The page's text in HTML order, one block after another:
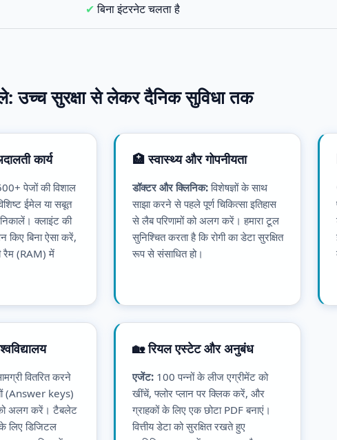
✔बिना इंटरनेट चलता है
उच्च सुरक्षा से लेकर दैनिक सुविधा तक
कार्य
पेजों की विशाल
ईमेल या सबूत
क्लाइंट की
किए बिना ऐसा करें,
रैम (RAM) में
🏥 स्वास्थ्य और गोपनीयता
डॉक्टर और क्लिनिक:विशेषज्ञों के साथ
साझा करने से पहले पूर्ण चिकित्सा इतिहास
से लैब परिणामों को अलग करें। हमारा टूल
सुनिश्चित करता है कि रोगी का डेटा सुरक्षित
रूप से संसाधित हो।
वितरित करने
(Answer keys)
को अलग करें। टैबलेट
लिए डिजिटल
🏡 रियल एस्टेट और अनुबंध
एजेंट: 100 पन्नों के लीज एग्रीमेंट को
खींचें, फ्लोर प्लान पर क्लिक करें, और
ग्राहकों के लिए एक छोटा PDF बनाएं।
वित्तीय डेटा को सुरक्षित रखते हुए